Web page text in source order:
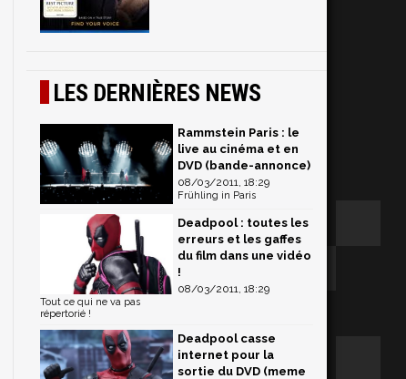
LES DERNIÈRES NEWS
Rammstein Paris : le
live au cinéma et en
DVD (bande-annonce)
08/03/2011, 18:29
Frühling in Paris
Deadpool : toutes les
erreurs et les gaffes
du film dans une vidéo
!
08/03/2011, 18:29
Tout ce qui ne va pas
répertorié !
Deadpool casse
internet pour la
sortie du DVD (meme